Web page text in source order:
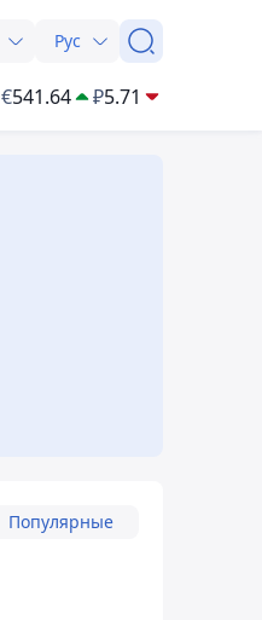
Рус
€541.64 ₽5.71
Популярные